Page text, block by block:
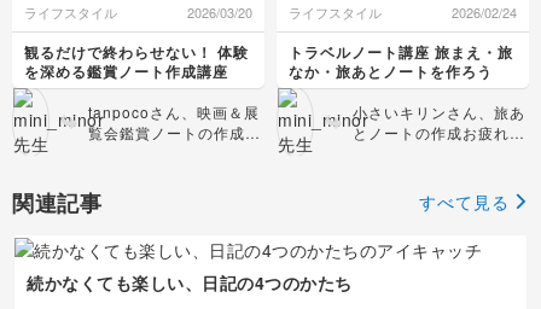
て本当に嬉しいです！
これからもぜひトウコさ
んらしいトラベルノート
作りを楽しんでいってく
ださいね。次回のレッス
ンもよろしくお願いしま
す！
っかり詰まったノートに
なっていると感じました
◎ ぜひこれからも、ご
自身の才能をどんどん伸
ばしてくださいね！ 次
回のレッスンもよろしく
お願いします！
フライヤー達ごめんて思いまし
た😢
こんな素敵なまとめ方もっと早
く知りたかったです😂
ライフスタイル 2026/03/20
観るだけで終わらせない！ 体験
を深める鑑賞ノート作成講座
tanpocoさん、映画＆展
覧会鑑賞ノートの作成お
は難しかったかと思いま
すが、レッスンに忠実に
力の高さを感じます✨ ぜ
ひご自身のその才能を活
かして、お手持ちのチケ
ですが何とか頑張りました！先
生の動画や本を参考に、シール
やダウンロードした画像を駆使
しながら…。時間はかかります
が、仕上がった時の達成感は半
端ないですね♪
まだまだ記録に残したい旅行が
たくさんあるので、これからも
地道に頑張ります。
ライフスタイル 2026/02/24
トラベルノート講座 旅まえ・旅
なか・旅あとノートを作ろう
小さいキリンさん、旅あ
とノートの作成お疲れ様
す…！😳 建物の描写も
特徴をしっかり捉えられ
ースも表現できていて素
関連記事 すべて見る
続かなくても楽しい、日記の4つのかたち